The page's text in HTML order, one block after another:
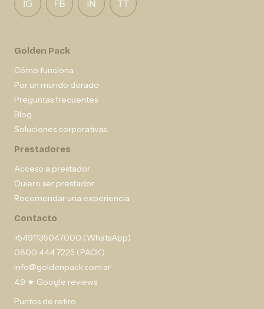
Golden Pack
Cómo funciona
Por un mundo dorado
Preguntas frecuentes
Blog
Soluciones corporativas
Prestadores
Acceso a prestador
Quiero ser prestador
Recomendar una experiencia
Contacto
+5491135047000 (WhatsApp)
0800 444 7225 (PACK)
info@goldenpack.com.ar
4,9 ★ Google reviews
Puntos de retiro